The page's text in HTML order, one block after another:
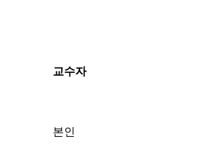
교수자
본인